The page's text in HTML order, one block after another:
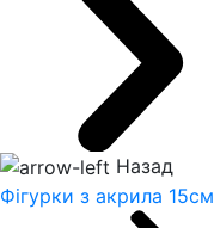
Назад
Фігурки з акрила 15см